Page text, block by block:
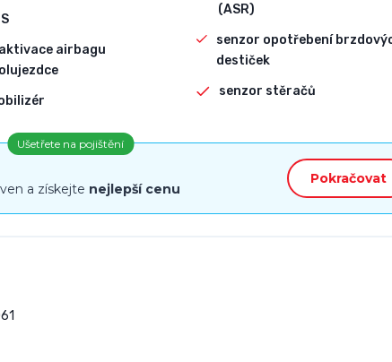
airbagu
(ASR)
senzor opotřebení
destiček
senzor stěračů
Ušetřete na pojištění
a získejte nejlepší cenu
Pokračovat